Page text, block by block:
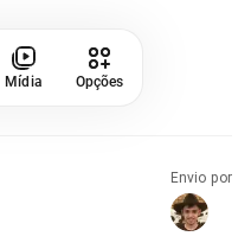
Mídia Opções
Envio por